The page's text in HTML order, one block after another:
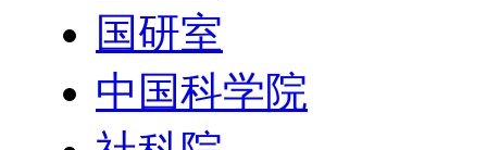
国研室
中国科学院